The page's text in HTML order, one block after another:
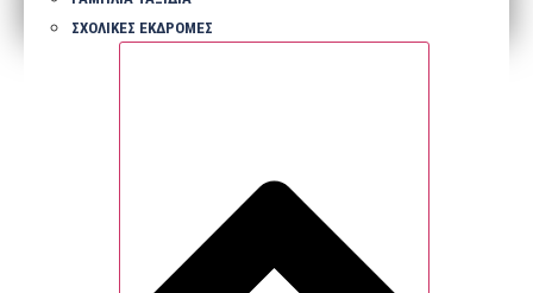
ΣΧΟΛΙΚΕΣ ΕΚΔΡΟΜΕΣ